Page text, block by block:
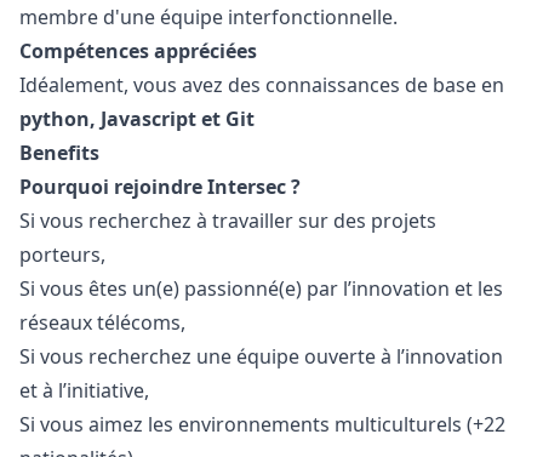
membre d'une équipe interfonctionnelle.
Compétences appréciées
Idéalement, vous avez des connaissances de base en
python, Javascriptet Git
Benefits
Pourquoi rejoindre Intersec ?
Si vous recherchez à travailler sur des projets
porteurs,
Si vous êtes un(e) passionné(e) par l’innovation et les
réseaux télécoms,
Si vous recherchez une équipe ouverte à l’innovation
et à l’initiative,
Si vous aimez les environnements multiculturels (+22